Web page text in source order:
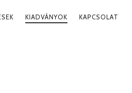
KIADVÁNYOK KAPCSOLAT